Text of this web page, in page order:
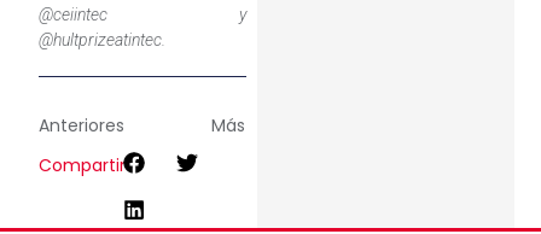
@ceiintec y
@hultprizeatintec.
Anteriores
Más
Compartir